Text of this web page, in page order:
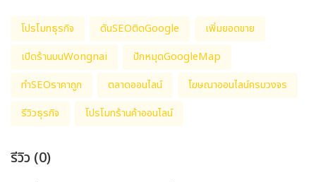
โปรโมทธุรกิจ ดันSEOติดGoogle
เพิ่มยอดขาย
เปิดร้านบนWongnai
ปักหมุดGoogleMap
ทำSEOราคาถูก
ตลาดออนไลน์
โฆษณาออนไลน์ครบวงจร
รีวิวธุรกิจ
โปรโมทร้านค้าออนไลน์
รีวิว (0)